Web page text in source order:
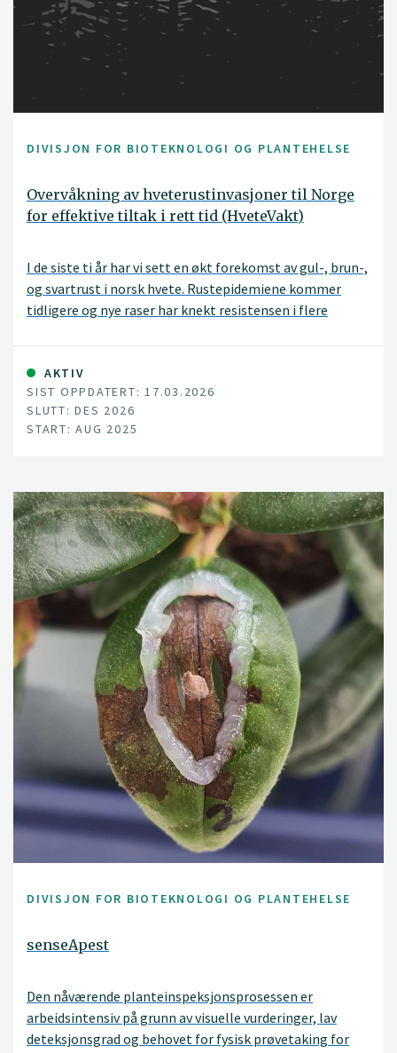
DIVISJON FOR BIOTEKNOLOGI OG PLANTEHELSE
Overvåkning av hveterustinvasjoner til Norge
for effektive tiltak i rett tid (HveteVakt)
I de siste ti år har vi sett en økt forekomst av gul-, brun-,
og svartrust i norsk hvete. Rustepidemiene kommer
tidligere og nye raser har knekt resistensen i flere
for å bekjempe gulrust på en hensiktsmessig og
bærekraftig måte.
AKTIV
SIST OPPDATERT: 17.03.2026
SLUTT: DES 2026
START: AUG 2025
DIVISJON FOR BIOTEKNOLOGI OG PLANTEHELSE
senseApest
Den nåværende planteinspeksjonsprosessen er
arbeidsintensiv på grunn av visuelle vurderinger, lav
deteksjonsgrad og behovet for fysisk prøvetaking for